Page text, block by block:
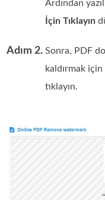
Ardından
İçin Tıklayın
Adım 2. Sonra, PDF
kaldırmak için
tıklayın.